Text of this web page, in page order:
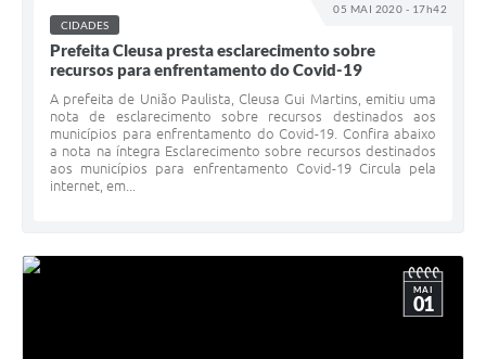
05 MAI 2020 - 17h42
CIDADES
Prefeita Cleusa presta esclarecimento sobre
recursos para enfrentamento do Covid-19
A prefeita de União Paulista, Cleusa Gui Martins, emitiu uma
nota de esclarecimento sobre recursos destinados aos
municípios para enfrentamento do Covid-19. Confira abaixo
a nota na íntegra Esclarecimento sobre recursos destinados
aos municípios para enfrentamento Covid-19 Circula pela
internet, em...
MAI
01